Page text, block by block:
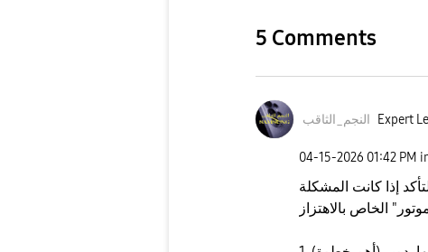
5 Comments
النجم_الثاقب Expert
‎04-15-2026 01:42 PM
إذا كانت المشكلة